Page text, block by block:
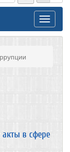
Toggle
в сфере